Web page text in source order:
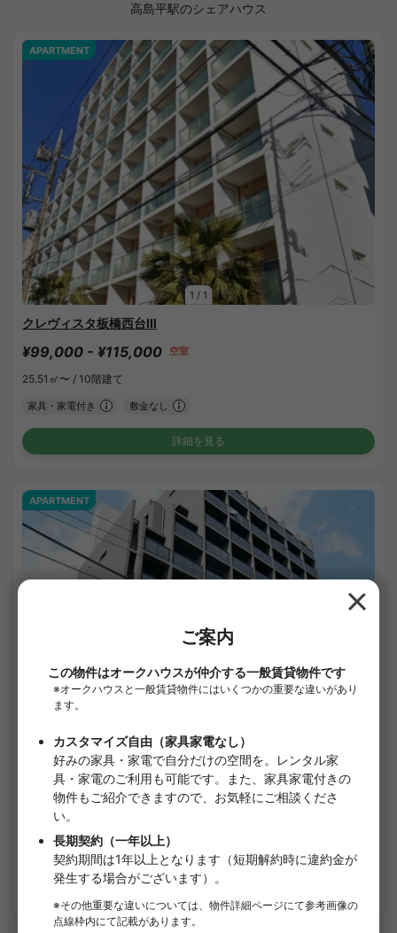
高島平駅のシェアハウス
1 / 1
APARTMENT
クレヴィスタ板橋西台Ⅲ
¥99,000 - ¥115,000 空室
25.51㎡〜 / 10階建て
家具・家電付き 敷金なし
詳細を見る
1/1
APARTMENT
クレヴィスタ板橋西台Ⅱ
¥75,000 - ¥119,000 空室
家具・家電付き 敷金なし